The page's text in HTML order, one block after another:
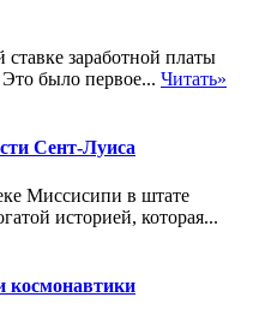
заработной платы
Это было первое... Читать»
Сент-Луиса
Миссисипи в штате
историей, которая...
космонавтики